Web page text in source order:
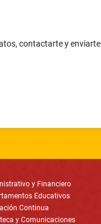
contactarte y enviarte
y Financiero
Educativos
Continua
y Comunicaciones